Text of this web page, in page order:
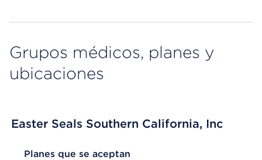
Grupos médicos, planes y
ubicaciones
Easter Seals Southern California, Inc
List Header Planes que se aceptan
Planes que se aceptan